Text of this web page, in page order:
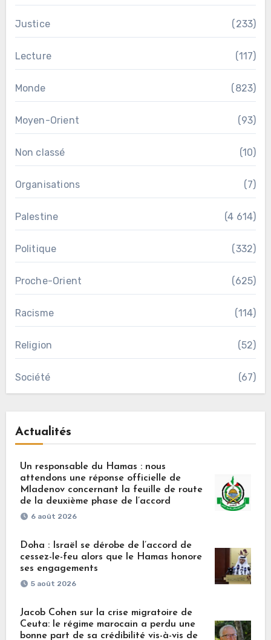
Justice (233)
Lecture (117)
Monde (823)
Moyen-Orient (93)
Non classé (10)
Organisations (7)
Palestine (4 614)
Politique (332)
Proche-Orient (625)
Racisme (114)
Religion (52)
Société (67)
Actualités
Un responsable du Hamas : nous
attendons une réponse officielle de
Mladenov concernant la feuille de route
de la deuxième phase de l’accord
6 août 2026
Doha : Israël se dérobe de l’accord de
cessez-le-feu alors que le Hamas honore
ses engagements
5 août 2026
Jacob Cohen sur la crise migratoire de
Ceuta: le régime marocain a perdu une
bonne part de sa crédibilité vis-à-vis de